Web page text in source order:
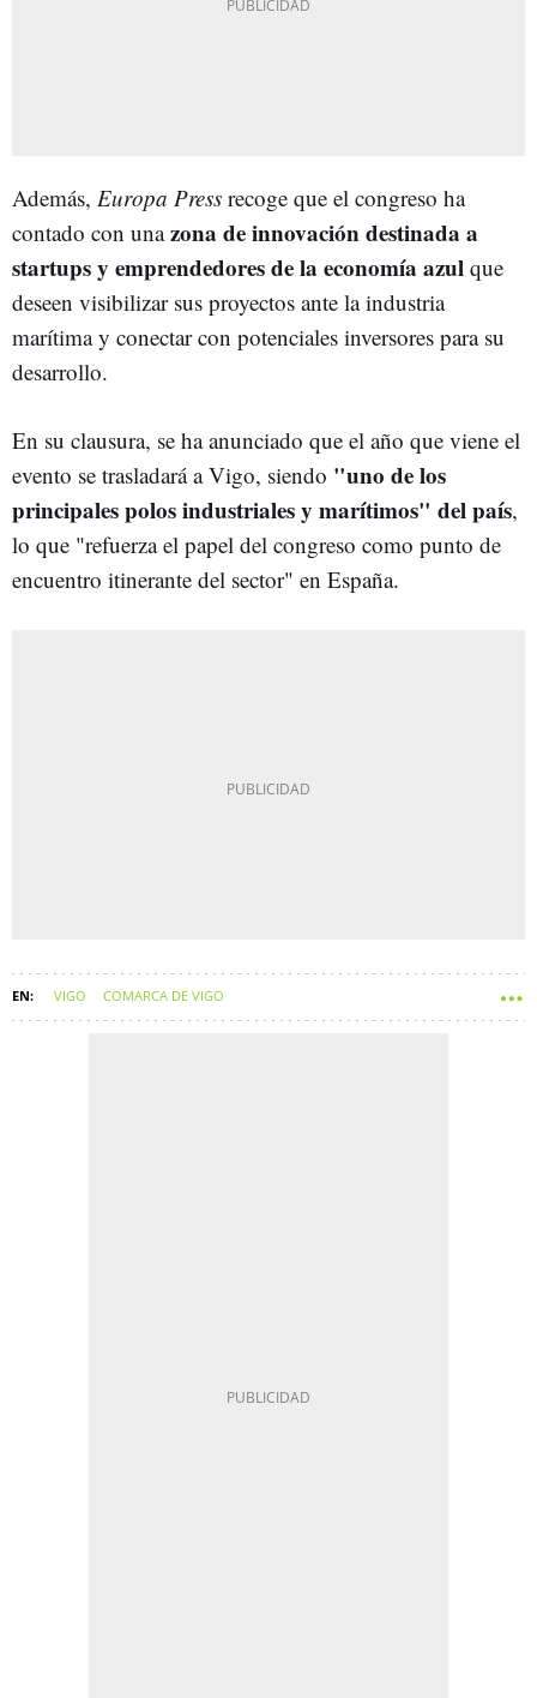
Además, Europa Press recoge que el congreso ha
contado con unazona de innovación destinada a
startups y emprendedores de la economía azul que
deseen visibilizar sus proyectos ante la industria
marítima y conectar con potenciales inversores para su
desarrollo.
En su clausura, se ha anunciado que el año que viene el
evento se trasladará a Vigo, siendo "uno de los
principales polos industriales y marítimos" del país,
lo que "refuerza el papel del congreso como punto de
encuentro itinerante del sector" en España.
VIGO COMARCA DE VIGO